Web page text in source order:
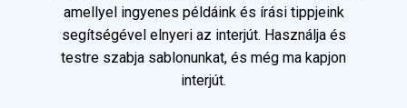
amellyel ingyenes példáink és írási tippjeink
segítségével elnyeri az interjút. Használja és
testre szabja sablonunkat, és még ma kapjon
interjút.